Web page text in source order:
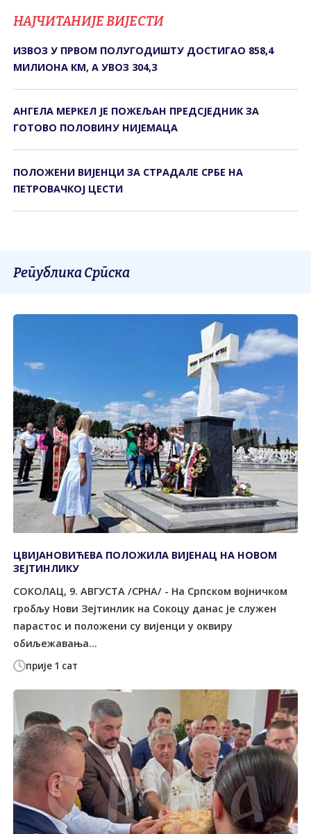
НАЈЧИТАНИЈЕ ВИЈЕСТИ
ИЗВОЗ У ПРВОМ ПОЛУГОДИШТУ ДОСТИГАО 858,4
МИЛИОНА КМ, А УВОЗ 304,3
АНГЕЛА МЕРКЕЛ ЈЕ ПОЖЕЉАН ПРЕДСЈЕДНИК ЗА
ГОТОВО ПОЛОВИНУ НИЈЕМАЦА
ПОЛОЖЕНИ ВИЈЕНЦИ ЗА СТРАДАЛЕ СРБЕ НА
ПЕТРОВАЧКОЈ ЦЕСТИ
Република Српска
прије 1 сат
ЦВИЈАНОВИЋЕВА ПОЛОЖИЛА ВИЈЕНАЦ НА НОВОМ
ЗЕЈТИНЛИКУ
СОКОЛАЦ, 9. АВГУСТА /СРНА/ - На Српском војничком
гробљу Нови Зејтинлик на Сокоцу данас је служен
парастос и положени су вијенци у оквиру
обиљежавања...